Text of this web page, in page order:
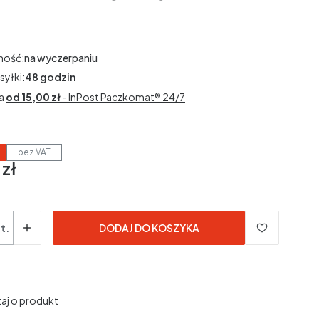
na wyczerpaniu
48 godzin
od 15,00 zł- InPost Paczkomat® 24/7
bez VAT
VAT
DODAJ DO KOSZYKA
o produkt